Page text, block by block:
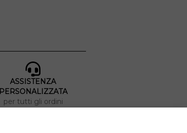
ASSISTENZA
PERSONALIZZATA
per tutti gli ordini